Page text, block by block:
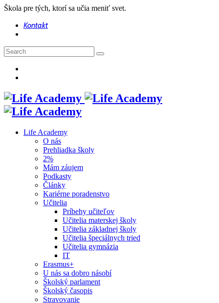
Škola pre tých, ktorí sa učia meniť svet.
Kontakt
Life Academy
O nás
Prehliadka školy
2%
Mám záujem
Podkasty
Články
Kariérne poradenstvo
Učitelia
Príbehy učiteľov
Učitelia materskej školy
Učitelia základnej školy
Učitelia špeciálnych tried
Učitelia gymnázia
IT
Erasmus+
U nás sa dobro násobí
Školský parlament
Školský časopis
Stravovanie